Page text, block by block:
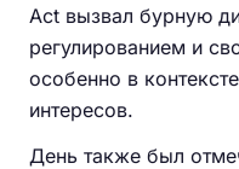
Act вызвал бурную
регулированием и
особенно в
интересов.
День также был